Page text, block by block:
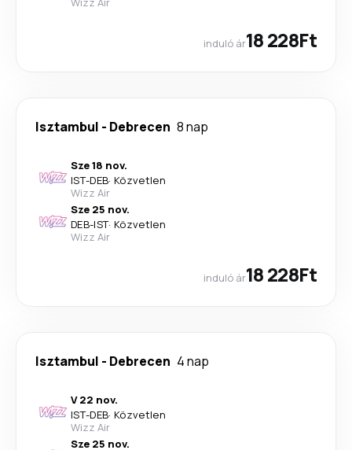
induló ár18 228Ft
Isztambul - Debrecen 8 nap
Sze 18 nov.
IST-DEB· Közvetlen
Wizz Air
Sze 25 nov.
DEB-IST· Közvetlen
Wizz Air
induló ár18 228Ft
Isztambul - Debrecen 4 nap
V 22 nov.
IST-DEB· Közvetlen
Wizz Air
Sze 25 nov.